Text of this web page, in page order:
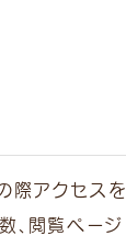
際アクセスを
、閲覧ページ